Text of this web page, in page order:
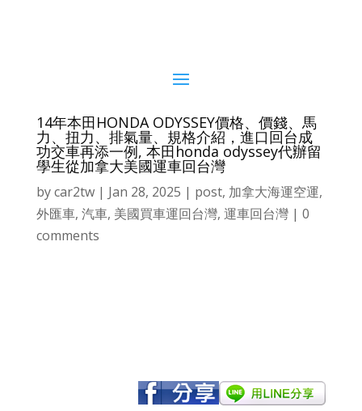
14年本田HONDA ODYSSEY價格、價錢、馬
力、扭力、排氣量、規格介紹，進口回台成
功交車再添一例, 本田honda odyssey代辦留
學生從加拿大美國運車回台灣
bycar2tw| Jan 28, 2025 | post, 加拿大海運空運,
外匯車, 汽車, 美國買車運回台灣, 運車回台灣| 0
comments